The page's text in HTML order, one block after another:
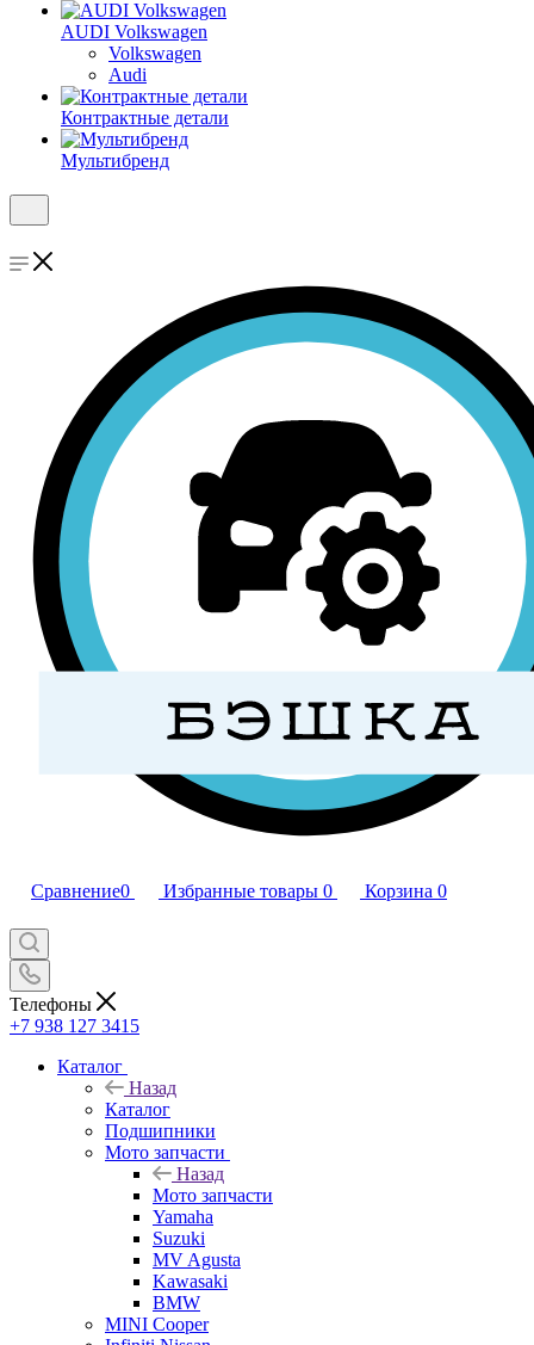
AUDI Volkswagen
Volkswagen
Audi
Контрактные детали
Мультибренд
Сравнение0 Избранные товары 0 Корзина 0
Телефоны
+7 938 127 3415
Каталог
Назад
Каталог
Подшипники
Мото запчасти
Назад
Мото запчасти
Yamaha
Suzuki
MV Agusta
Kawasaki
BMW
MINI Cooper